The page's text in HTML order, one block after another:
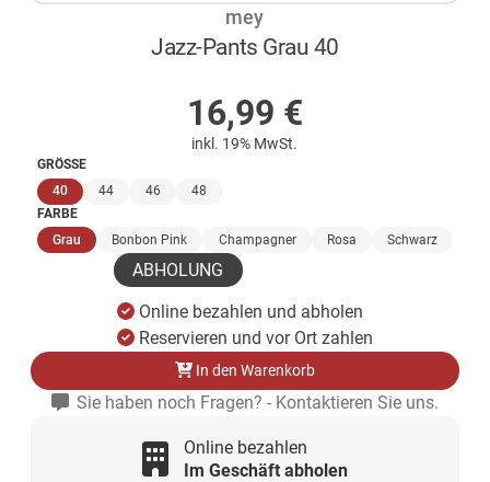
mey
Jazz-Pants Grau 40
16,99 €
inkl. 19% MwSt.
GRÖSSE
40(ausgewählt)
44 46
48
FARBE
Grau (ausgewählt)
Bonbon Pink Champagner Rosa Schwarz
ABHOLUNG
Online bezahlen und abholen
Reservieren und vor Ort zahlen
In den Warenkorb
Sie haben noch Fragen? - Kontaktieren Sie uns.
Online bezahlen
Im Geschäft abholen